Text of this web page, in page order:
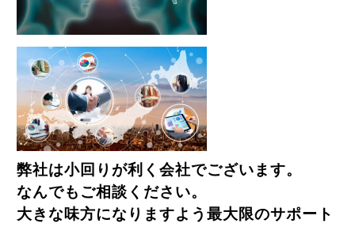
弊社は小回りが利く会社でございます。
なんでもご相談ください。
大きな味方になりますよう最大限のサポート